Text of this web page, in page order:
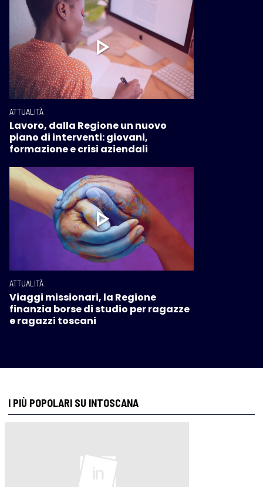
ATTUALITÀ
Lavoro, dalla Regione un nuovo
piano di interventi: giovani,
formazione e crisi aziendali
ATTUALITÀ
Viaggi missionari, la Regione
finanzia borse di studio per ragazze
e ragazzi toscani
I PIÙ POPOLARI SU INTOSCANA